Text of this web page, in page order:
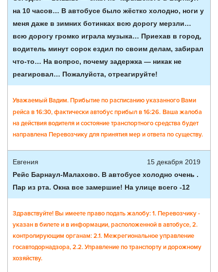
на 10 часов… В автобусе было жёстко холодно, ноги у
меня даже в зимних ботинках всю дорогу мерзли…
всю дорогу громко играла музыка… Приехав в город,
водитель минут сорок ездил по своим делам, забирал
что-то… На вопрос, почему задержка — никак не
реагировал… Пожалуйста, отреагируйте!
Уважаемый Вадим. Прибытие по расписанию указанного Вами
рейса в 16:30, фактически автобус прибыл в 16:26. Ваша жалоба
на действия водителя и состояние транспортного средства будет
направлена Перевозчику для принятия мер и ответа по существу.
Евгения
15 декабря 2019
Рейс Барнаул-Малахово. В автобусе холодно очень .
Пар из рта. Окна все замершие! На улице всего -12
Здравствуйте! Вы имеете право подать жалобу: 1. Перевозчику -
указан в билете и в информации, расположенной в автобусе, 2.
контролирующим органам: 2.1. Межрегиональное управление
госавтодорнадзора, 2.2. Управление по транспорту и дорожному
хозяйству.